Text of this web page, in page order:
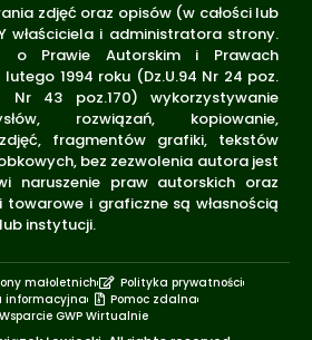
zdjęć oraz opisów (w całości lub
właściciela i administratora strony.
o Prawie Autorskim i Prawach
1994 roku (Dz.U.94 Nr 24 poz.
Nr 43 poz.170) wykorzystywanie
rozwiązań, kopiowanie,
fragmentów grafiki, tekstów
bez zezwolenia autora jest
naruszenie praw autorskich oraz
towarowe i graficzne są własnością
instytucji.
małoletnich
Polityka prywatności
informacyjna
Pomoc zdalna
Wsparcie GWP Wirtualnie